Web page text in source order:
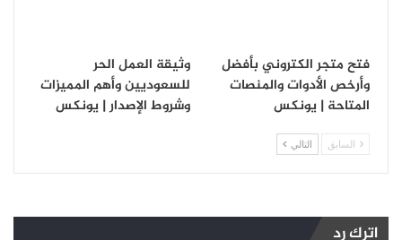
فتح متجر الكتروني بأفضل
وأرخص الأدوات والمنصات
المتاحة | يونكس
وثيقة العمل الحر
للسعوديين وأهم المميزات
وشروط الإصدار | يونكس
السابق التالي
اترك رد